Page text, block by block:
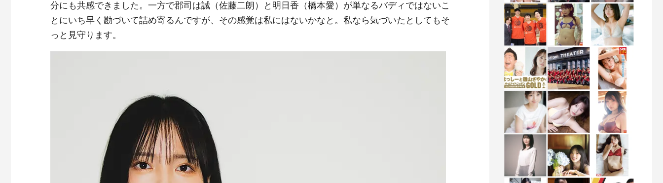
分にも共感できました。一方で郡司は誠（佐藤二朗）と明日香（橋本愛）が単なるバディではないこ
とにいち早く勘づいて詰め寄るんですが、その感覚は私にはないかなと。私なら気づいたとしてもそ
っと見守ります。